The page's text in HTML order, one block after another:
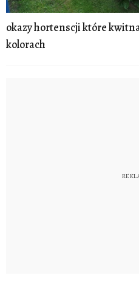
okazy hortenscji które kwitna
kolorach